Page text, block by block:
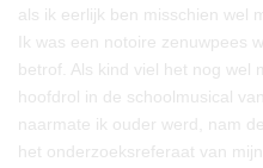
als ik eerlijk ben misschien wel
Ik was een notoire zenuwpees
betrof. Als kind viel het nog wel
hoofdrol in de schoolmusical
naarmate ik ouder werd, nam
het onderzoeksreferaat van